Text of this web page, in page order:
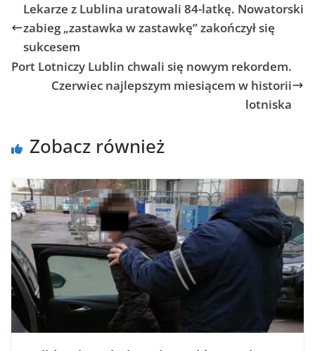
Lekarze z Lublina uratowali 84-latkę. Nowatorski
zabieg „zastawka w zastawkę” zakończył się
sukcesem
Port Lotniczy Lublin chwali się nowym rekordem.
Czerwiec najlepszym miesiącem w historii
lotniska
Zobacz również